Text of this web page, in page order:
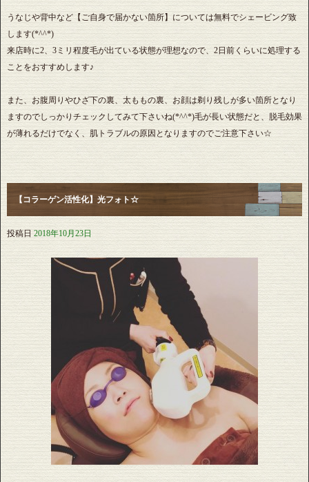
うなじや背中など【ご自身で届かない箇所】については無料でシェービング致
します(*^^*)
来店時に2、3ミリ程度毛が出ている状態が理想なので、2日前くらいに処理する
ことをおすすめします♪
また、お腹周りやひざ下の裏、太ももの裏、お顔は剃り残しが多い箇所となり
ますのでしっかりチェックしてみて下さいね(*^^*)毛が長い状態だと、脱毛効果
が薄れるだけでなく、肌トラブルの原因となりますのでご注意下さい☆
【コラーゲン活性化】光フォト☆
投稿日 2018年10月23日